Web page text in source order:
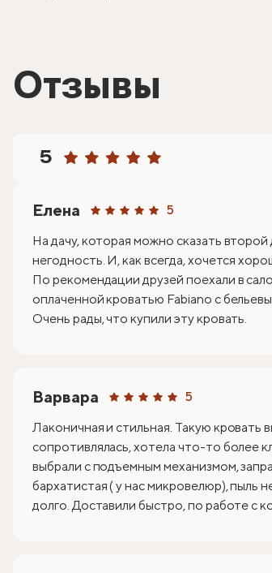
Отзывы
5
Елена 5
На дачу, которая можно сказать
негодность. И, как всегда, хочется
По рекомендации друзей поехали в
оплаченной кроватью Fabiano с
Очень рады, что купили эту кровать.
Варвара 5
Лаконичная и стильная. Такую кровать
сопротивлялась, хотела что-то более
выбрали с подъемным механизмом,
бархатистая ( у нас микровелюр), пыль
долго. Доставили быстро, по работе с